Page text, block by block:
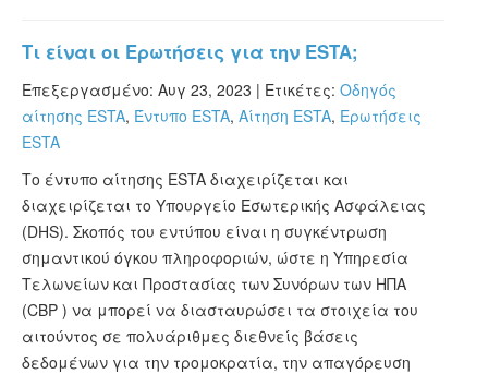
Τι είναι οι Ερωτήσεις για την ESTA;
Επεξεργασμένο: Αυγ 23, 2023 | Ετικέτες: Οδηγός
αίτησης ESTA, Έντυπο ESTA, Αίτηση ESTA, Ερωτήσεις
ESTA
Το έντυπο αίτησης ESTA διαχειρίζεται και
διαχειρίζεται το Υπουργείο Εσωτερικής Ασφάλειας
(DHS). Σκοπός του εντύπου είναι η συγκέντρωση
σημαντικού όγκου πληροφοριών, ώστε η Υπηρεσία
Τελωνείων και Προστασίας των Συνόρων των ΗΠΑ
(CBP ) να μπορεί να διασταυρώσει τα στοιχεία του
αιτούντος σε πολυάριθμες διεθνείς βάσεις
δεδομένων για την τρομοκρατία, την απαγόρευση